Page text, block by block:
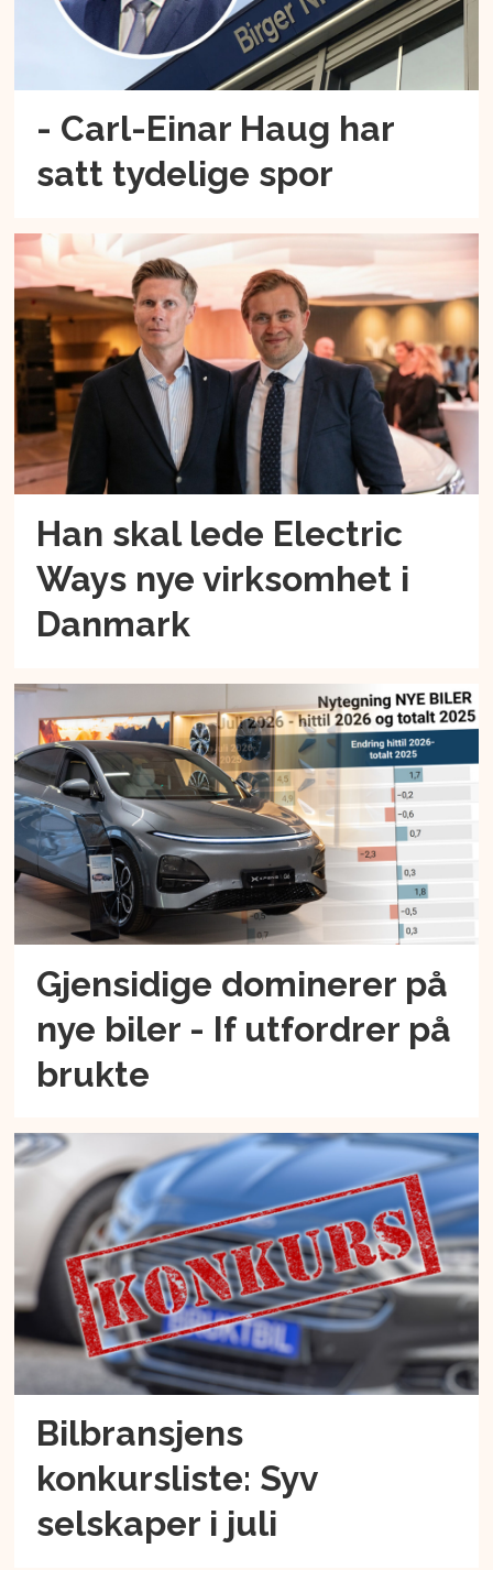
- Carl-Einar Haug har
satt tydelige spor
Han skal lede Electric
Ways nye virksomhet i
Danmark
Gjensidige dominerer på
nye biler - If utfordrer på
brukte
Bilbransjens
konkursliste: Syv
selskaper i juli